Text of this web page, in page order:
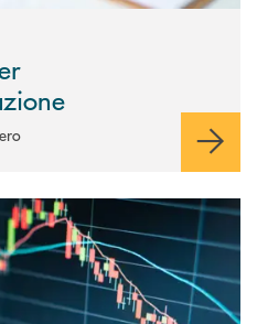
dell’esportatore (copertura Rischio